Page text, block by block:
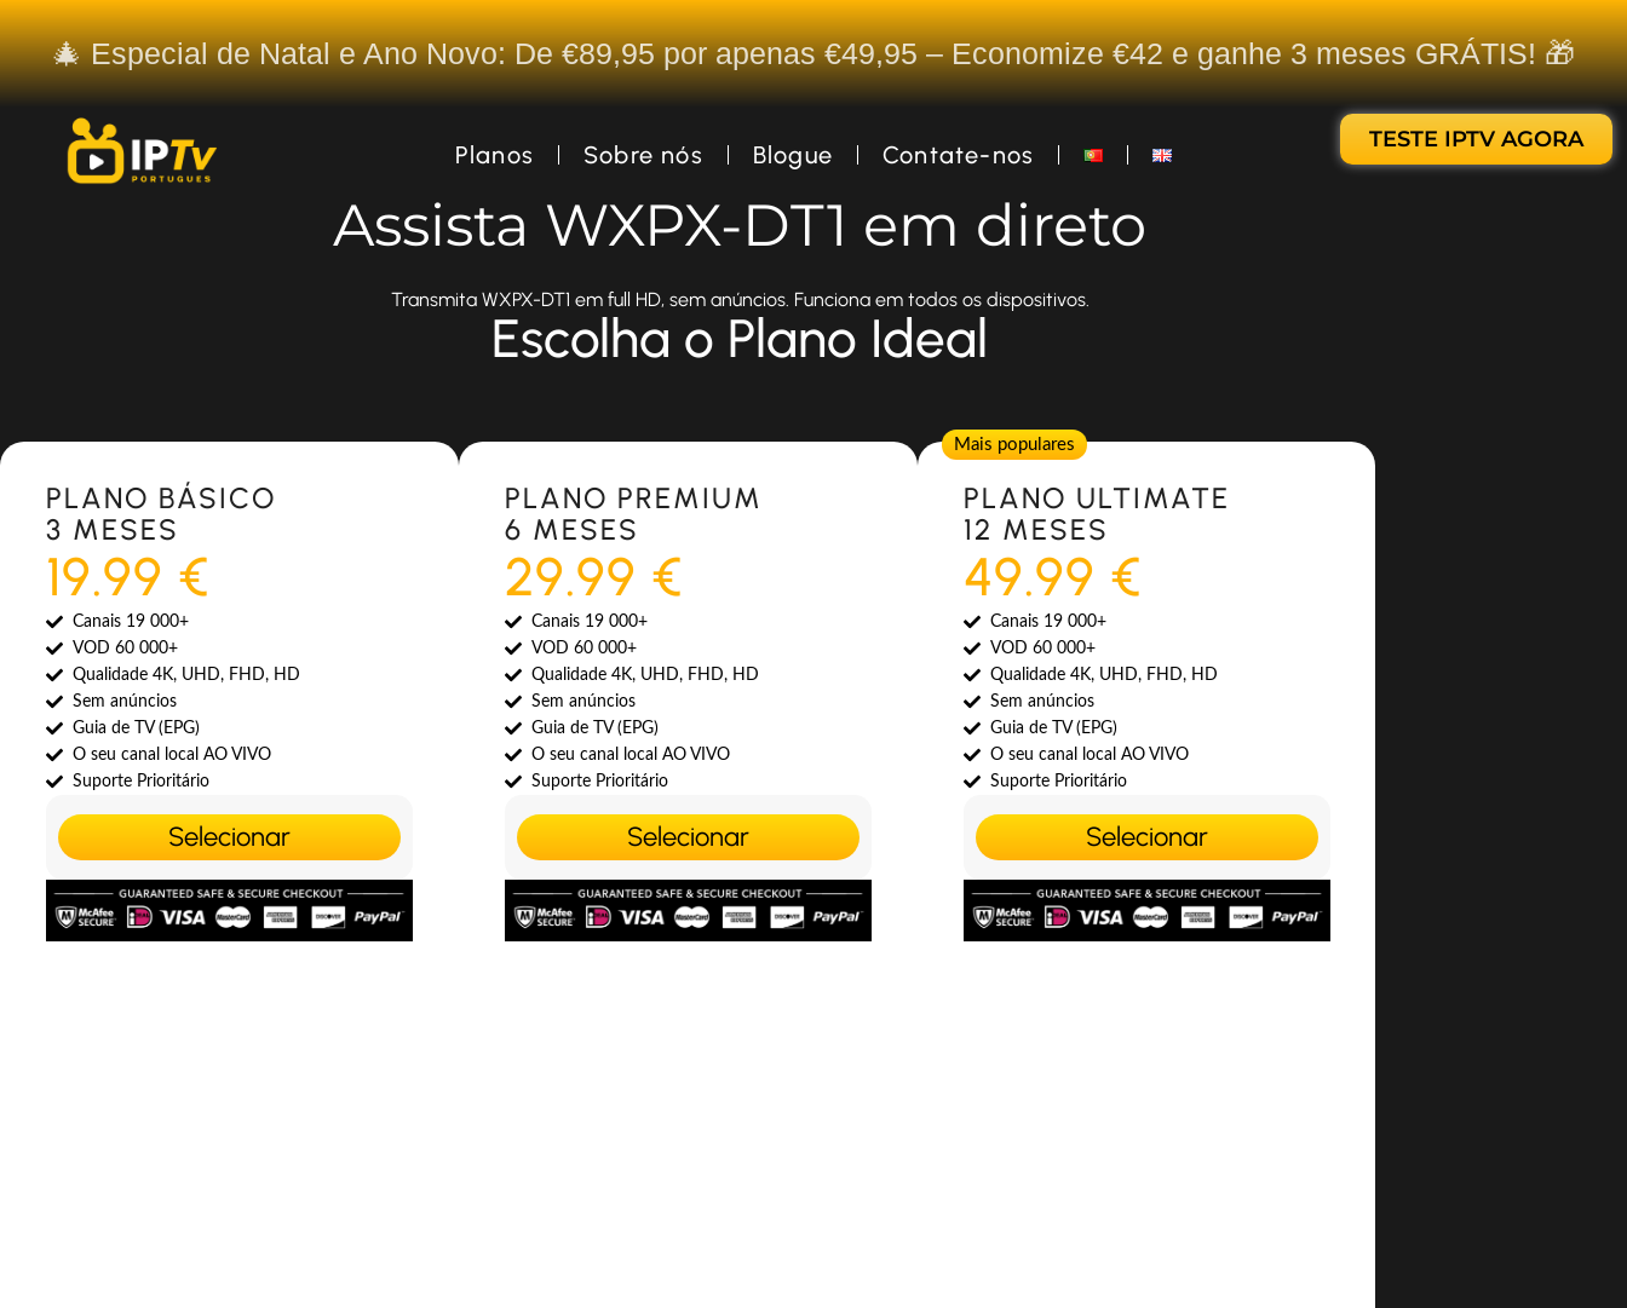
🎄 Especial de Natal e Ano Novo: De €89,95 por apenas €49,95 – Economize €42 e ganhe 3 meses GRÁTIS! 🎁
Planos Sobre nós Blogue Contate-nos
TESTE IPTV AGORA
Assista WXPX-DT1 em direto
Transmita WXPX-DT1 em full HD, sem anúncios. Funciona em todos os dispositivos.
Escolha o Plano Ideal
Most Popular
PLANO BÁSICO
3 MESES
19.99 €
Canais 19 000+
VOD 60 000+
Qualidade 4K, UHD, FHD, HD
Sem anúncios
Guia de TV (EPG)
O seu canal local AO VIVO
Suporte Prioritário
Selecionar
Most Popular
PLANO PREMIUM
6 MESES
29.99 €
Canais 19 000+
VOD 60 000+
Qualidade 4K, UHD, FHD, HD
Sem anúncios
Guia de TV (EPG)
O seu canal local AO VIVO
Suporte Prioritário
Selecionar
Mais populares
PLANO ULTIMATE
12 MESES
49.99 €
Canais 19 000+
VOD 60 000+
Qualidade 4K, UHD, FHD, HD
Sem anúncios
Guia de TV (EPG)
O seu canal local AO VIVO
Suporte Prioritário
Selecionar